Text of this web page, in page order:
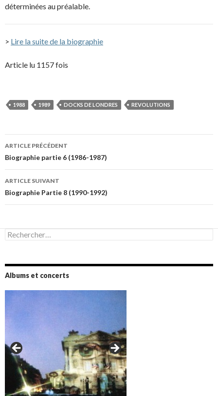
déterminées au préalable.
> Lire la suite de la biographie
Article lu 1157 fois
1988 1989 DOCKS DE LONDRES REVOLUTIONS
Navigation
des
articles
ARTICLE PRÉCÉDENT
Biographie partie 6 (1986-1987)
ARTICLE SUIVANT
Biographie Partie 8 (1990-1992)
Rechercher :
Albums et concerts